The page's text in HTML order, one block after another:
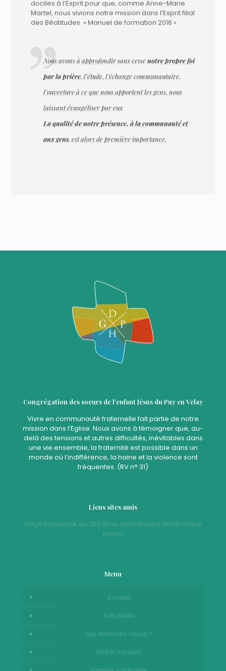
dociles à l’Esprit pour que, comme Anne-Marie
Martel, nous vivions notre mission dans l’Esprit filial
des Béatitudes. « Manuel de formation 2016 »
Nous avons à approfondir sans cessenotre propre foi
par la prière, l’étude, l’échange communautaire,
l’ouverture à ce que nous apportent les gens, nous
laissant évangéliser par eux
La qualité de notre présence, à la communauté et
aux gens, est alors de première importance.
Congrégation des soeurs de l’enfant Jésus du Puy en Velay
Vivre en communauté fraternelle fait partie de notre
mission dans l’Eglise. Nous avons à témoigner que, au-
delà des tensions et autres difficultés, inévitables dans
une vie ensemble, la fraternité est possible dans un
monde où l’indifférence, la haine et la violence sont
fréquentes. (RV n° 31)
Liens sites amis
Page Facebook du 350 ème anniversaire Anne-Marie
Martel
Menu
Accueil
Actualités
Qui sommes-nous ?
Notre mission